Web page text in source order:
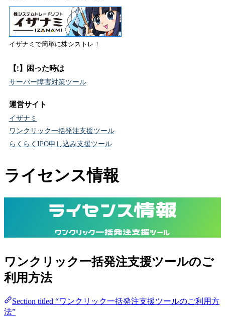
イザナミで簡単に株シストレ！
【!】困った時は
サーバー障害対策ツール
運営サイト
イザナミ
ワンクリック一括発注支援ツール
らくらくIPO申し込み支援ツール
ライセンス情報
ライセンス情報
ワンクリック一括発注支援ツール
ワンクリック一括発注支援ツールのご
利用方法
Section titled “ワンクリック一括発注支援ツールのご利用方
法”